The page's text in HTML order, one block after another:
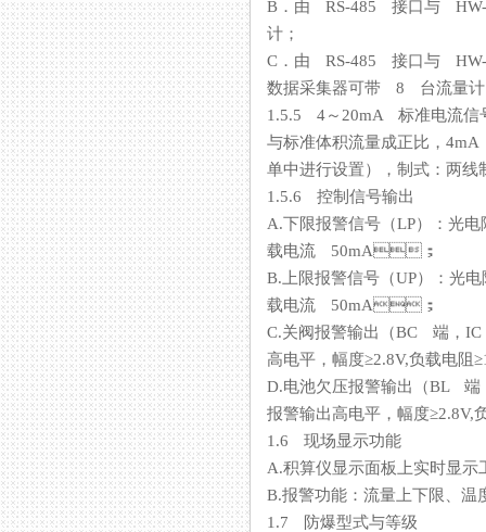
B．由 RS-485 接口与 HW-Ⅰ
计；
C．由 RS-485 接口与 HW-Ⅱ数
数据采集器可带 8 台流量计
1.5.5 4～20mA 标准电流信
与标准体积流量成正比
单中进行设置），制式：两
1.5.6 控制信号输出
A.下限报警信号（LP）：光
载电流 50mA；
B.上限报警信号（UP）：
载电流 50mA；
C.关阀报警输出（BC 端，
高电平，幅度≥2.8V,负载
D.电池欠压报警输出（BL 端
报警输出高电平，幅度
1.6 现场显示功能
A.积算仪显示面板上实时显示工况
B.报警功能：流量上下限、温
1.7 防爆型式与等级